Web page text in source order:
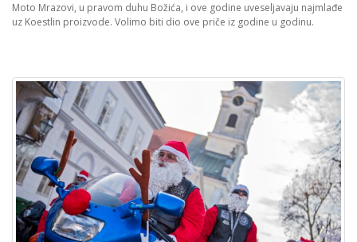
Moto Mrazovi, u pravom duhu Božića, i ove godine uveseljavaju najmlađe
uz Koestlin proizvode. Volimo biti dio ove priče iz godine u godinu.